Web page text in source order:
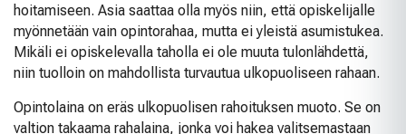
hoitamiseen. Asia saattaa olla myös niin, että opiskelijalle
myönnetään vain opintorahaa, mutta ei yleistä asumistukea.
Mikäli ei opiskelevalla taholla ei ole muuta tulonlähdettä,
niin tuolloin on mahdollista turvautua ulkopuoliseen rahaan.
Opintolaina on eräs ulkopuolisen rahoituksen muoto. Se on
valtion takaama rahalaina, jonka voi hakea valitsemastaan